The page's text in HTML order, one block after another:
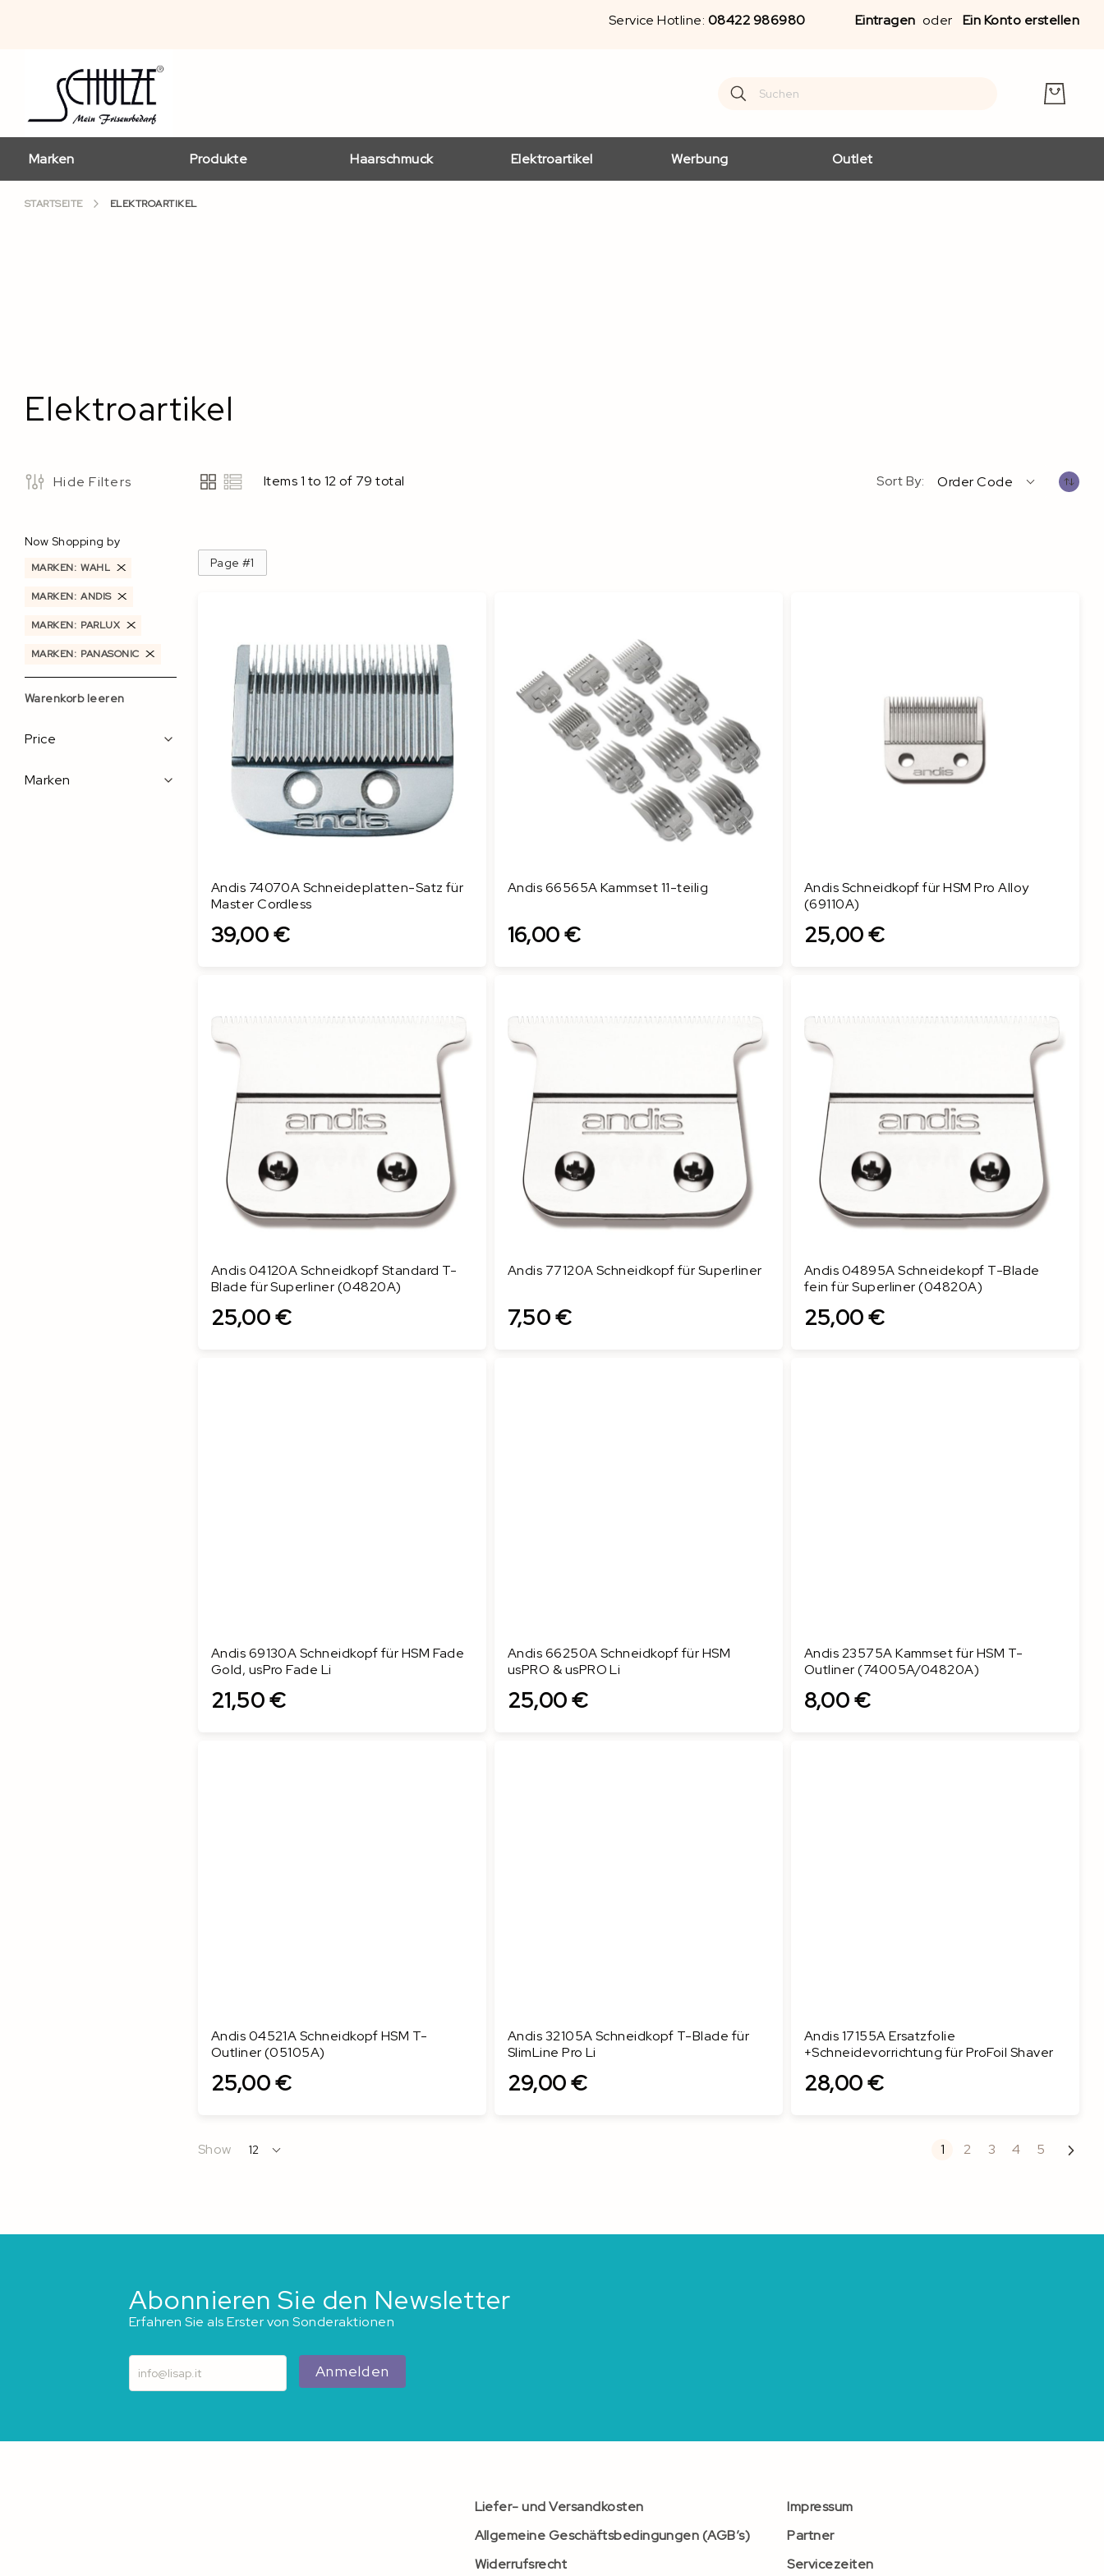
Service Hotline: 08422 986980 Eintragen Ein Konto erstellen
Search
Search
Marken Produkte Haarschmuck Elektroartikel Werbung Outlet
STARTSEITE ELEKTROARTIKEL
Elektroartikel
View
Items1 to 12of 79 total Sort By Order Code
Page #1
Andis 74070A Schneideplatten-Satz für
Master Cordless
39,00 €
Andis 66565A Kammset 11-teilig
16,00 €
Andis Schneidkopf für HSM Pro Alloy
(69110A)
25,00 €
Andis 04120A Schneidkopf Standard T-
Blade für Superliner (04820A)
25,00 €
Andis 77120A Schneidkopf für Superliner
7,50 €
Andis 04895A Schneidekopf T-Blade
fein für Superliner (04820A)
25,00 €
Andis 69130A Schneidkopf für HSM Fade
Gold, usPro Fade Li
21,50 €
Andis 66250A Schneidkopf für HSM
usPRO & usPRO Li
25,00 €
Andis 23575A Kammset für HSM T-
Outliner (74005A/04820A)
8,00 €
Andis 04521A Schneidkopf HSM T-
Outliner (05105A)
25,00 €
Andis 32105A Schneidkopf T-Blade für
SlimLine Pro Li
29,00 €
Andis 17155A Ersatzfolie
+Schneidevorrichtung für ProFoil Shaver
28,00 €
You're currently reading
1 Page
2 Page
3 Page
4 Page
5 PageNext
Show 12
per
Now Shopping by
MARKEN WAHL
MARKEN ANDIS
MARKEN PARLUX
MARKEN PANASONIC
Warenkorb leeren
Price
Marken
Hide Filters
Abonnieren Sie den Newsletter
Erfahren Sie als Erster von Sonderaktionen
Anmelden
Liefer- und Versandkosten
Allgemeine Geschäftsbedingungen (AGB’s)
Widerrufsrecht
Impressum
Partner
Servicezeiten